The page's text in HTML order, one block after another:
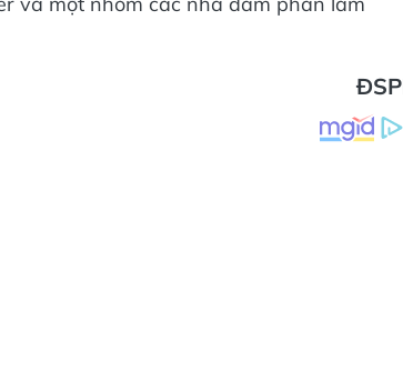
và một nhóm các nhà đàm phán làm